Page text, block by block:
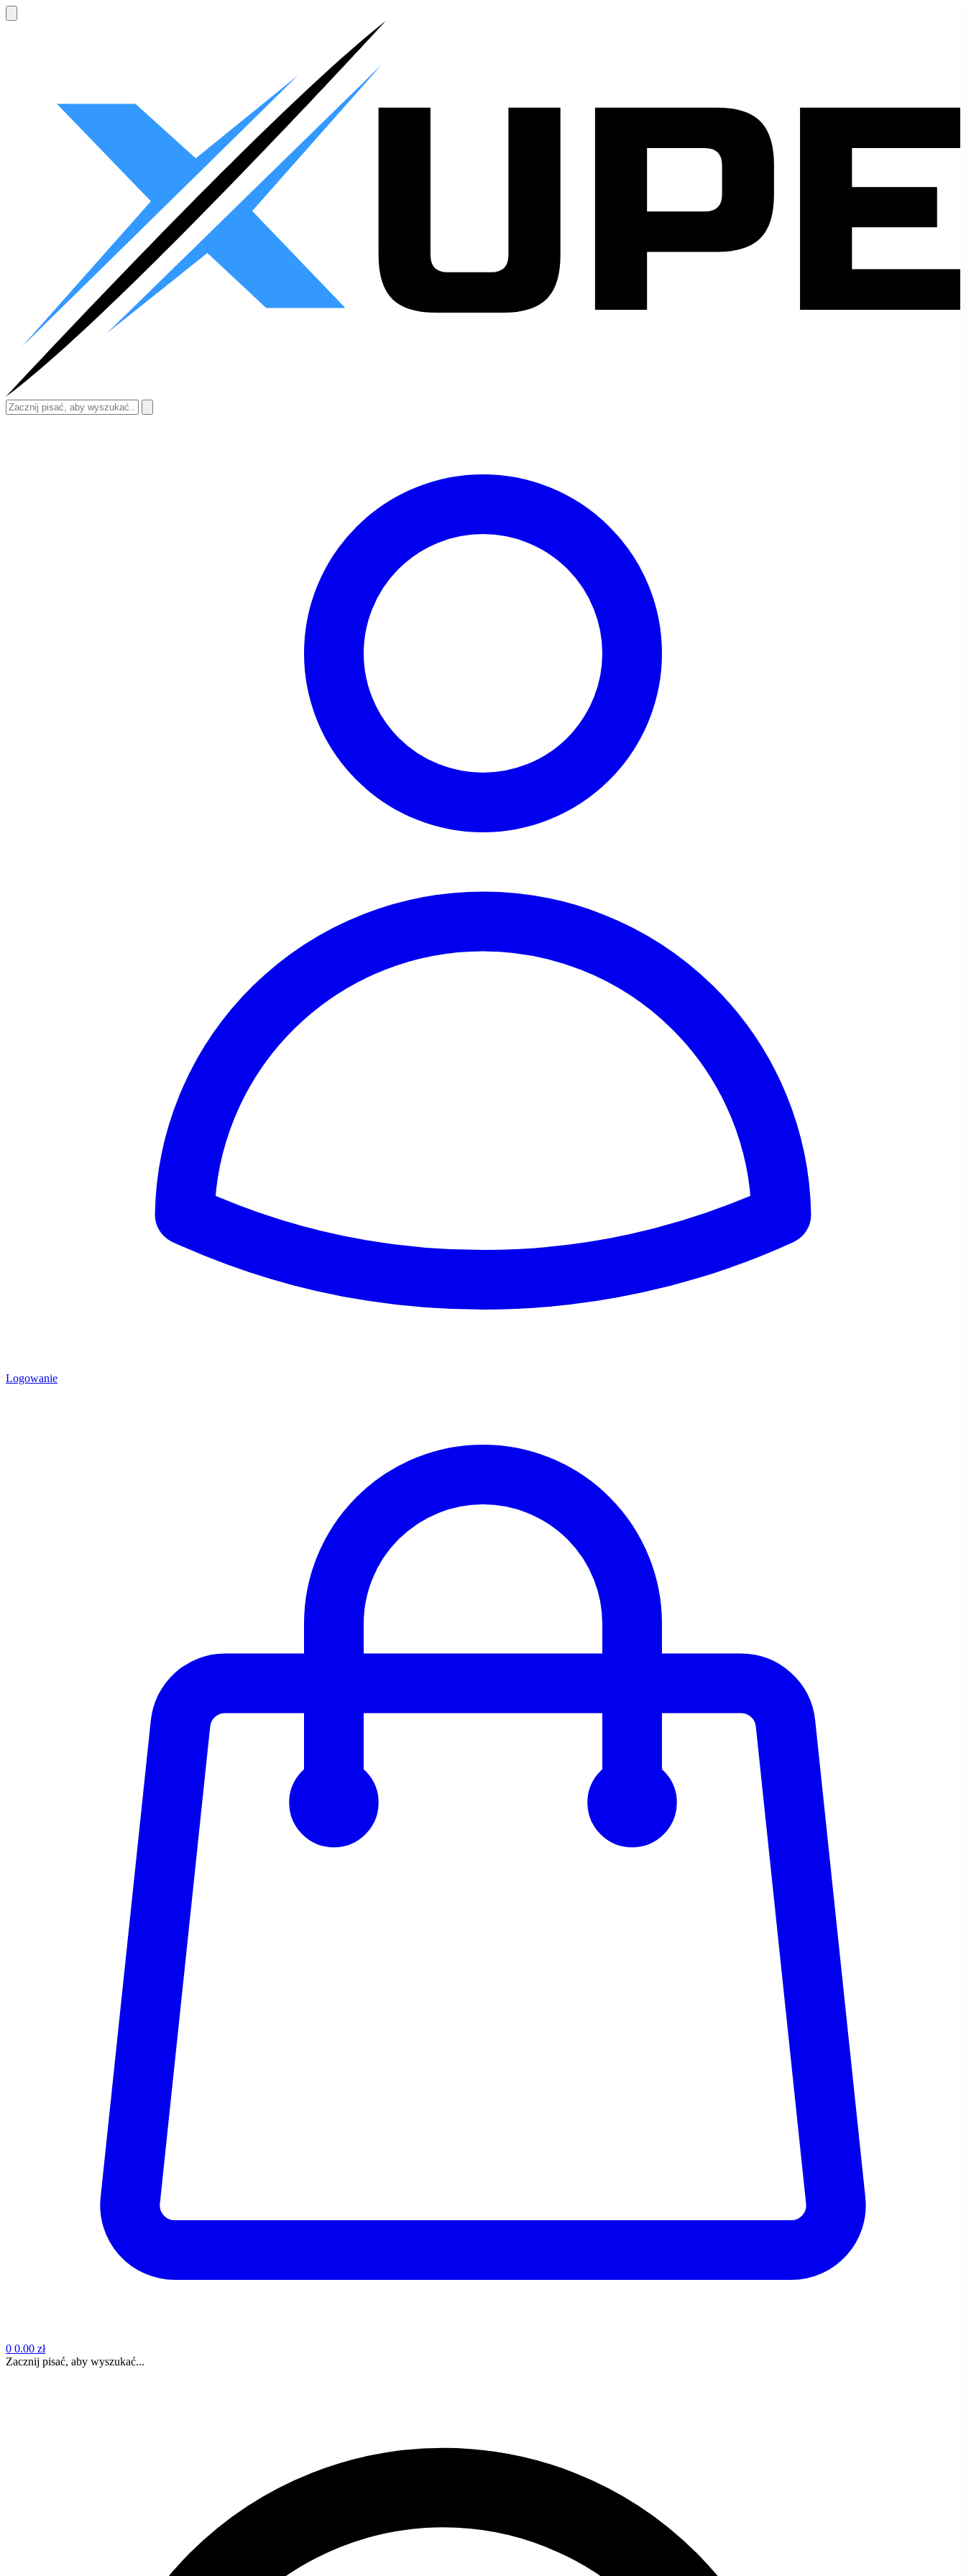
Logowanie
0 0.00 zł
Zacznij pisać, aby wyszukać...